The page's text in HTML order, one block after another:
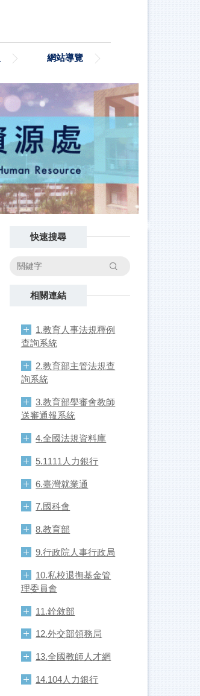
網站導覽
快速搜尋
搜尋
相關連結
1.教育人事法規釋例
查詢系統
2.教育部主管法規查
詢系統
3.教育部學審會教師
送審通報系統
4.全國法規資料庫
5.1111人力銀行
6.臺灣就業通
7.國科會
8.教育部
9.行政院人事行政局
10.私校退撫基金管
理委員會
11.銓敘部
12.外交部領務局
13.全國教師人才網
14.104人力銀行